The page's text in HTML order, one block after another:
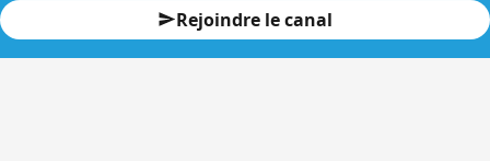
Rejoindre le canal